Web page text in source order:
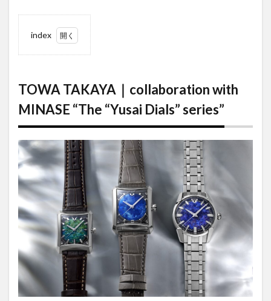
index
1
TOWA
with MINASE
Dials”
1.1
高屋
永遠
より
メッ
セー
1.2
略歴
2
時の
もつ
価値
TOWA TAKAYA｜collaboration with
MINASE “The “Yusai Dials” series”